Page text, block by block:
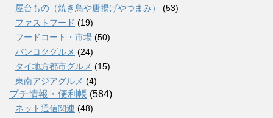
屋台もの（焼き鳥や唐揚げやつまみ）
(53)
ファストフード (19)
フードコート・市場 (50)
バンコクグルメ (24)
タイ地方都市グルメ (15)
東南アジアグルメ (4)
プチ情報・便利帳 (584)
ネット通信関連 (48)